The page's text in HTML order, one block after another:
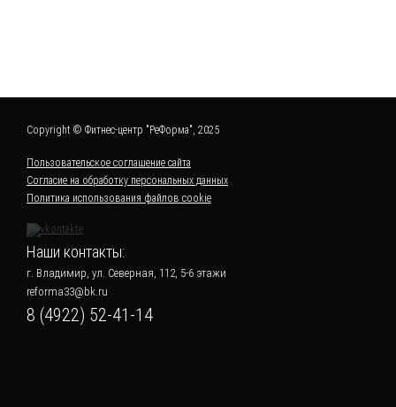
Copyright © Фитнес-центр "РеФорма", 2025
Пользовательское соглашение сайта
Согласие на обработку персональных данных
Политика использования файлов cookie
Наши контакты:
г. Владимир, ул. Северная, 112, 5-6 этажи
reforma33@bk.ru
8 (4922) 52-41-14